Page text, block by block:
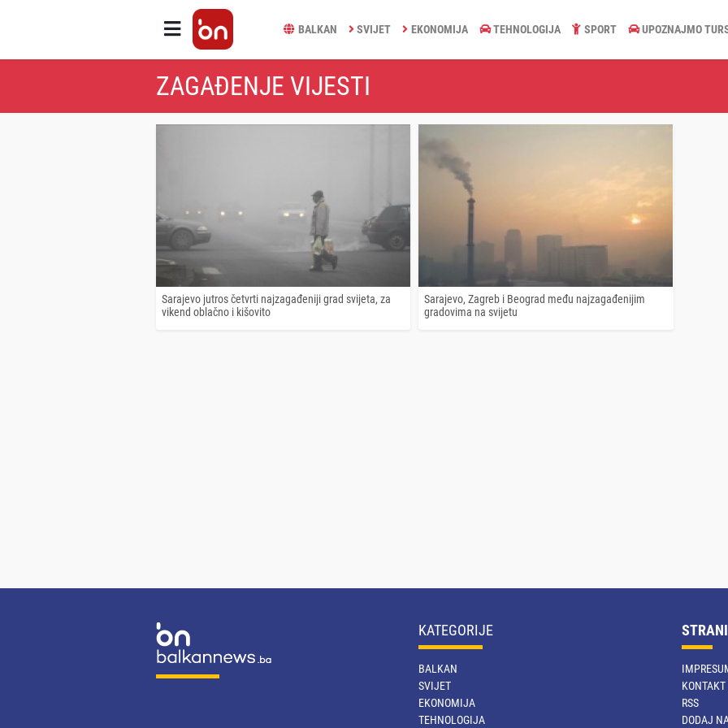
BALKAN SVIJET EKONOMIJA TEHNOLOGIJA SPORT UPOZNAJMO
ZAGAĐENJE VIJESTI
Sarajevo jutros četvrti najzagađeniji grad svijeta, za
vikend oblačno i kišovito
Sarajevo, Zagreb i Beograd među najzagađenijim
gradovima na svijetu
KATEGORIJE
BALKAN
SVIJET
EKONOMIJA
TEHNOLOGIJA
KONTAKT
RSS
DODAJ